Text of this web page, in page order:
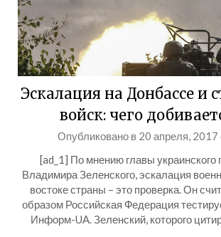
Эскалация на Донбассе и
войск: чего
Опубликовано в 20 апреля, 2017
[ad_1] По мнению главы украинского
Владимира Зеленского, эскалация
востоке страны – это проверка. Он
образом Российская Федерация
Информ-UA. Зеленский, которого